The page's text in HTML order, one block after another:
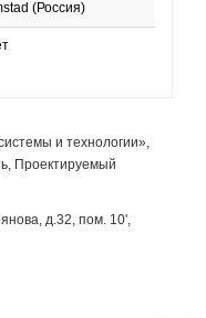
(Россия)
и технологии»,
Проектируемый
д.32, пом. 10',